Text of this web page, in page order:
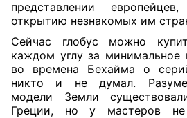
представлении
открытию незнакомых им
Сейчас глобус можно
каждом углу за минимальное
во времена Бехайма о
никто и не думал.
модели Земли
Греции, но у мастеров